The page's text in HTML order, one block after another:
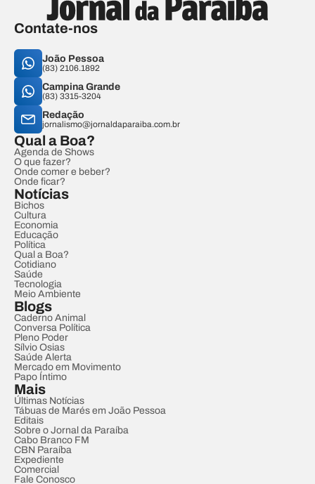
Contate-nos
João Pessoa
(83) 2106.1892
Campina Grande
(83) 3315-3204
Redação
jornalismo@jornaldaparaiba.com.br
Qual a Boa?
Agenda de Shows
O que fazer?
Onde comer e beber?
Onde ficar?
Notícias
Bichos
Cultura
Economia
Educação
Política
Qual a Boa?
Cotidiano
Saúde
Tecnologia
Meio Ambiente
Blogs
Caderno Animal
Conversa Política
Pleno Poder
Sílvio Osias
Saúde Alerta
Mercado em Movimento
Papo Íntimo
Mais
Últimas Notícias
Tábuas de Marés em João Pessoa
Editais
Sobre o Jornal da Paraíba
Cabo Branco FM
CBN Paraíba
Expediente
Comercial
Fale Conosco